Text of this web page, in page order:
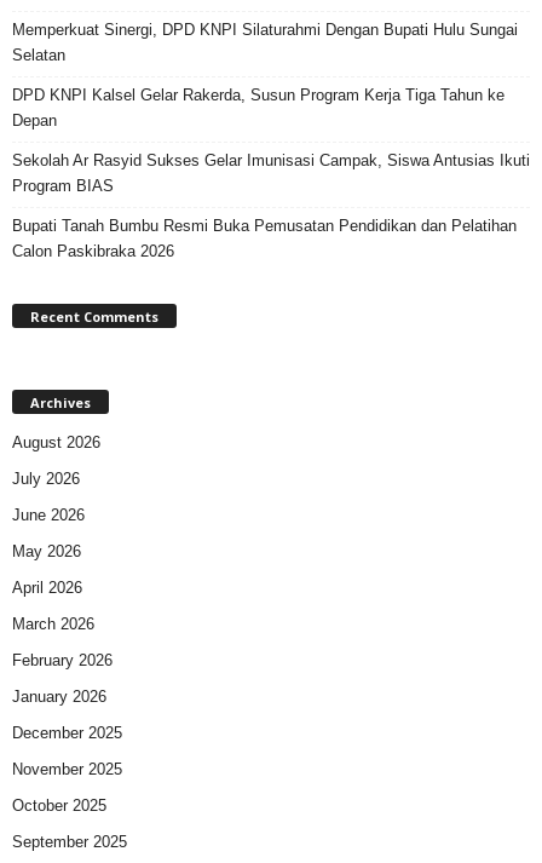
Memperkuat Sinergi, DPD KNPI Silaturahmi Dengan Bupati Hulu Sungai
Selatan
DPD KNPI Kalsel Gelar Rakerda, Susun Program Kerja Tiga Tahun ke
Depan
Sekolah Ar Rasyid Sukses Gelar Imunisasi Campak, Siswa Antusias Ikuti
Program BIAS
Bupati Tanah Bumbu Resmi Buka Pemusatan Pendidikan dan Pelatihan
Calon Paskibraka 2026
Recent Comments
Archives
August 2026
July 2026
June 2026
May 2026
April 2026
March 2026
February 2026
January 2026
December 2025
November 2025
October 2025
September 2025